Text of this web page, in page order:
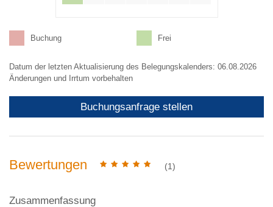
Buchung Frei
Datum der letzten Aktualisierung des Belegungskalenders: 06.08.2026
Änderungen und Irrtum vorbehalten
Buchungsanfrage stellen
Bewertungen (1)
Zusammenfassung